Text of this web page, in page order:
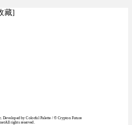
藏]
Developed by Colorful Palette / © Crypton Future
rights reserved.